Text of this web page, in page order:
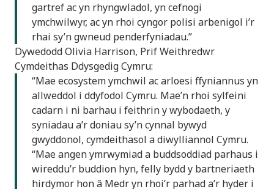
gartref ac yn rhyngwladol, yn cefnogi
ymchwilwyr, ac yn rhoi cyngor polisi arbenigol i’r
rhai sy’n gwneud penderfyniadau.”
Dywedodd Olivia Harrison, Prif Weithredwr
Cymdeithas Ddysgedig Cymru:
“Mae ecosystem ymchwil ac arloesi ffyniannus yn
allweddol i ddyfodol Cymru. Mae’n rhoi sylfeini
cadarn i ni barhau i feithrin y wybodaeth, y
syniadau a’r doniau sy’n cynnal bywyd
gwyddonol, cymdeithasol a diwylliannol Cymru.
“Mae angen ymrwymiad a buddsoddiad parhaus i
wireddu’r buddion hyn, felly bydd y bartneriaeth
hirdymor hon â Medr yn rhoi’r parhad a’r hyder i